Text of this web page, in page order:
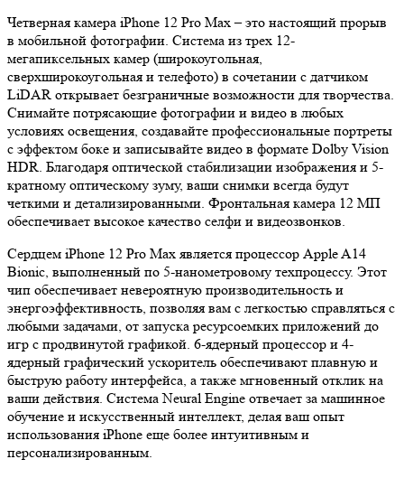
Четверная камера iPhone 12 Pro Max – это настоящий прорыв
в мобильной фотографии. Система из трех 12-
мегапиксельных камер (широкоугольная,
сверхширокоугольная и телефото) в сочетании с датчиком
LiDAR открывает безграничные возможности для творчества.
Снимайте потрясающие фотографии и видео в любых
условиях освещения, создавайте профессиональные портреты
с эффектом боке и записывайте видео в формате Dolby Vision
HDR. Благодаря оптической стабилизации изображения и 5-
кратному оптическому зуму, ваши снимки всегда будут
четкими и детализированными. Фронтальная камера 12 МП
обеспечивает высокое качество селфи и видеозвонков.
Сердцем iPhone 12 Pro Max является процессор Apple A14
Bionic, выполненный по 5-нанометровому техпроцессу. Этот
чип обеспечивает невероятную производительность и
энергоэффективность, позволяя вам с легкостью справляться с
любыми задачами, от запуска ресурсоемких приложений до
игр с продвинутой графикой. 6-ядерный процессор и 4-
ядерный графический ускоритель обеспечивают плавную и
быструю работу интерфейса, а также мгновенный отклик на
ваши действия. Система Neural Engine отвечает за машинное
обучение и искусственный интеллект, делая ваш опыт
использования iPhone еще более интуитивным и
персонализированным.